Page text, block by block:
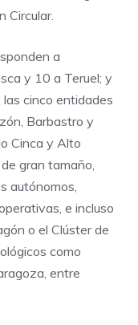
Circular.
a
y 10 a Teruel; y
cinco entidades
Barbastro y
Cinca y Alto
gran tamaño,
autónomos,
e incluso
o el Clúster de
como
entre